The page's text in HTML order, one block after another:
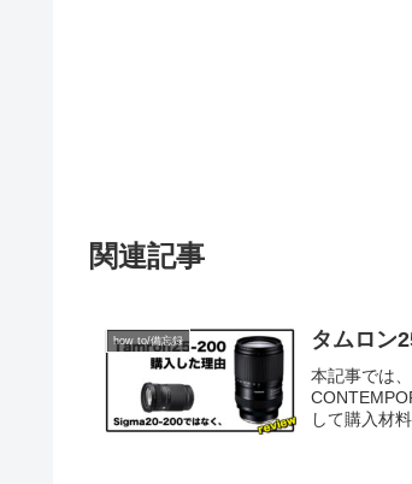
関連記事
how to/備忘録 タムロン
本記事では
して購入材